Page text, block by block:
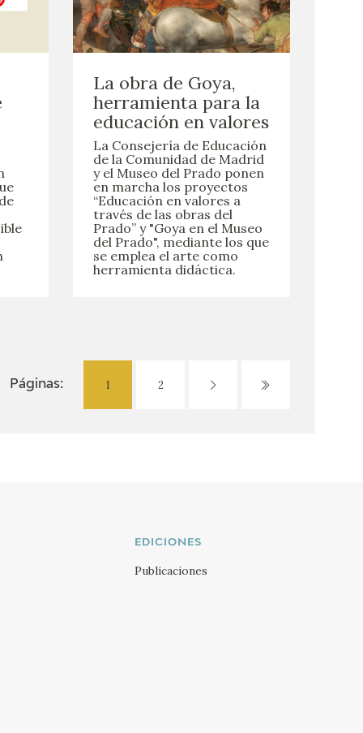
La obra de Goya,
herramienta para la
educación en valores
La Consejería de Educación
de la Comunidad de Madrid
y el Museo del Prado ponen
en marcha los proyectos
“Educación en valores a
través de las obras del
Prado” y "Goya en el Museo
del Prado", mediante los que
se emplea el arte como
herramienta didáctica.
Páginas: 1 2
EDICIONES
Publicaciones